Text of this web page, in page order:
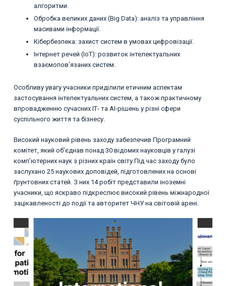
алгоритми.
Обробка великих даних (Big Data): аналіз та управління
масивами інформації.
Кібербезпека: захист систем в умовах цифровізації.
Інтернет речей (IoT): розвиток інтелектуальних
взаємопов’язаних систем.
Особливу увагу учасники приділили етичним аспектам
застосування інтелектуальних систем, а також практичному
впровадженню сучасних ІТ- та AI-рішень у різні сфери
суспільного життя та бізнесу.
Високий науковий рівень заходу забезпечив Програмний
комітет, який об’єднав понад 30 відомих науковців у галузі
комп’ютерних наук з різних країн світу.Під час заходу було
заслухано 25 наукових доповідей, підготовлених на основі
ґрунтовних статей. З них 14 робіт представили іноземні
учасники, що яскраво підкреслює високий рівень міжнародної
зацікавленості до події та авторитет ЧНУ на світовій арені.